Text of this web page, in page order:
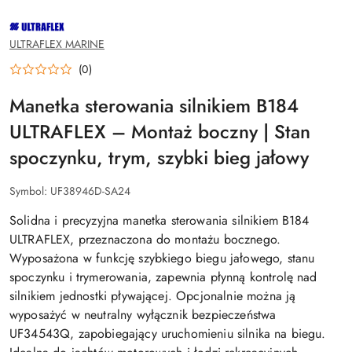
NAZWA
PRODUCENTA:
ULTRAFLEX
ULTRAFLEX MARINE
(0)
Manetka sterowania silnikiem B184
ULTRAFLEX – Montaż boczny | Stan
spoczynku, trym, szybki bieg jałowy
Symbol: UF38946D-SA24
Solidna i precyzyjna manetka sterowania silnikiem B184
ULTRAFLEX, przeznaczona do montażu bocznego.
Wyposażona w funkcję szybkiego biegu jałowego, stanu
spoczynku i trymerowania, zapewnia płynną kontrolę nad
silnikiem jednostki pływającej. Opcjonalnie można ją
wyposażyć w neutralny wyłącznik bezpieczeństwa
UF34543Q, zapobiegający uruchomieniu silnika na biegu.